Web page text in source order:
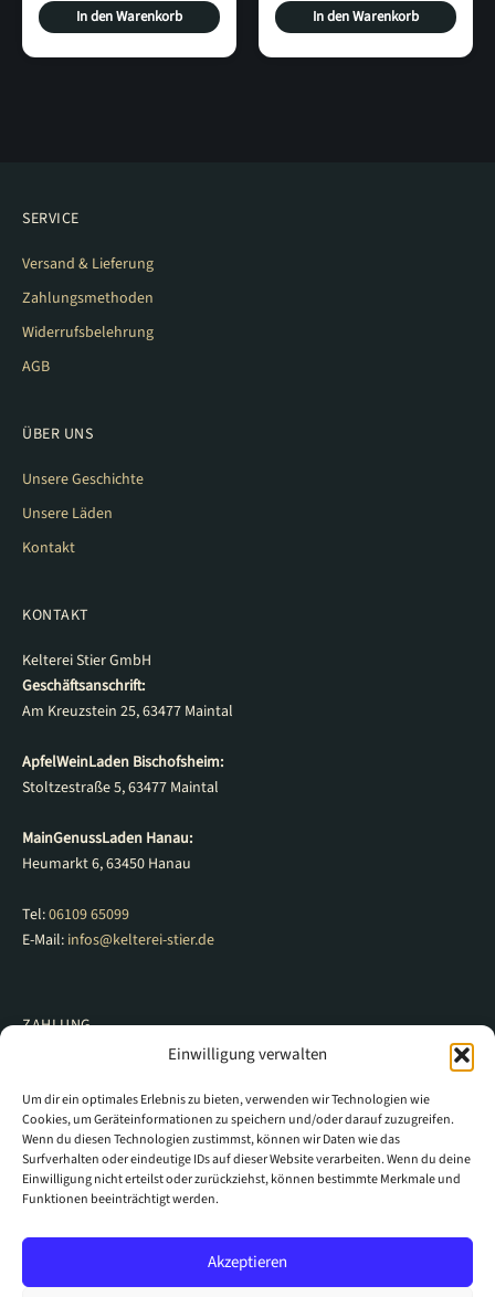
Einwilligung verwalten
Um dir ein optimales Erlebnis zu bieten, verwenden wir Technologien wie
Cookies, um Geräteinformationen zu speichern und/oder darauf zuzugreifen.
Wenn du diesen Technologien zustimmst, können wir Daten wie das
Surfverhalten oder eindeutige IDs auf dieser Website verarbeiten. Wenn du deine
Einwilligung nicht erteilst oder zurückziehst, können bestimmte Merkmale und
Funktionen beeinträchtigt werden.
Akzeptieren
In den Warenkorb In den Warenkorb
SERVICE
Versand & Lieferung
Zahlungsmethoden
Widerrufsbelehrung
AGB
ÜBER UNS
Unsere Geschichte
Unsere Läden
Kontakt
KONTAKT
Kelterei Stier GmbH
Geschäftsanschrift:
Am Kreuzstein 25, 63477 Maintal
ApfelWeinLaden Bischofsheim:
Stoltzestraße 5, 63477 Maintal
MainGenussLaden Hanau:
Heumarkt 6, 63450 Hanau
Tel:06109 65099
E-Mail: infos@kelterei-stier.de
ZAHLUNG
VERSAND
Hermes
Copyright © 2026 Kelterei Stier GmbH |